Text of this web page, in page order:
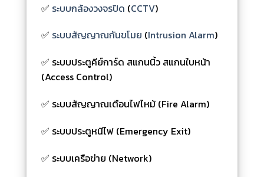
✅ ระบบกล้องวงจรปิด (CCTV)
✅ ระบบสัญญาณกันขโมย (Intrusion Alarm)
✅ ระบบประตูคีย์การ์ด สแกนนิ้ว สแกนใบหน้า
(Access Control)
✅ ระบบสัญญาณเตือนไฟไหม้ (Fire Alarm)
✅ ระบบประตูหนีไฟ (Emergency Exit)
✅ ระบบเครือข่าย (Network)